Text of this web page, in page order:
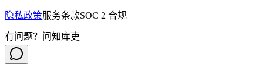
隐私政策服务条款SOC 2 合规
有问题？问知库吏